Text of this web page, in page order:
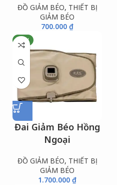
ĐỒ GIẢM BÉO, THIẾT BỊ
GIẢM BÉO
700.000 ₫
NEW
Đai Giảm Béo Hồng
Ngoại
ĐỒ GIẢM BÉO, THIẾT BỊ
GIẢM BÉO
1.700.000 ₫